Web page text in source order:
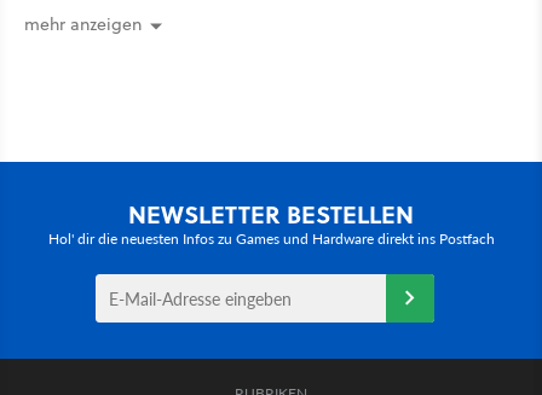
mehr anzeigen
NEWSLETTER BESTELLEN
Hol' dir die neuesten Infos zu Games und Hardware direkt ins Postfach